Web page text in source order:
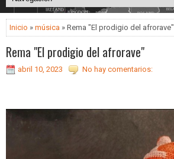
Inicio » música » Rema "El prodigio del afrorave"
Rema "El prodigio del afrorave"
abril 10, 2023 No hay comentarios: